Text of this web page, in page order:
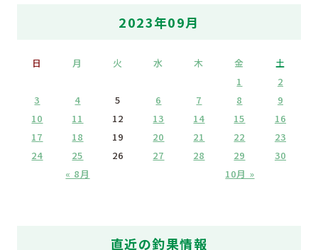
2023年09月
日 月 火 水 木 金 土
« 8月 10月 »
1
2
3
4 5 6 7 8
9
10
11 12 13 14 15
16
17
18 19 20 21 22
23
24
25 26 27 28 29 30
直近の釣果情報